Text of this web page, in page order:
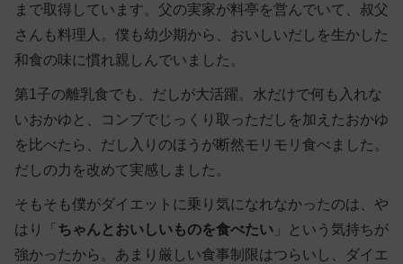
まで取得しています。父の実家が料亭を営んでいて、叔父
さんも料理人。僕も幼少期から、おいしいだしを生かした
和食の味に慣れ親しんでいました。
第1子の離乳食でも、だしが大活躍。水だけで何も入れな
いおかゆと、コンブでじっくり取っただしを加えたおかゆ
を比べたら、だし入りのほうが断然モリモリ食べました。
だしの力を改めて実感しました。
そもそも僕がダイエットに乗り気になれなかったのは、や
はり「 ちゃんとおいしいものを食べたい 」という気持ちが
強かったから。あまり厳しい食事制限はつらいし、ダイエ